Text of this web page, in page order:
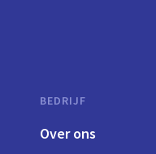
BEDRIJF
Over ons